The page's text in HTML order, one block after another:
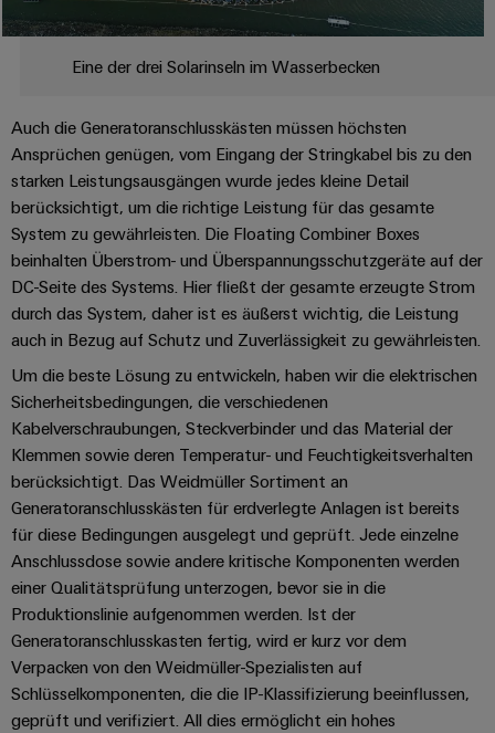
Praxisnahe
Unsere Neuheiten
im Bereich
Industrial
Connectivity.
Weidmüller
Configurator
Digital
Engineering
auf einem
neuen Niveau
‒ intuitiv,
unkompliziert,
schnell
Eine der drei Solarinseln im Wasserbecken
Auch die Generatoranschlusskästen müssen höchsten
Ansprüchen genügen, vom Eingang der Stringkabel bis zu den
starken Leistungsausgängen wurde jedes kleine Detail
berücksichtigt, um die richtige Leistung für das gesamte
System zu gewährleisten. Die Floating Combiner Boxes
beinhalten Überstrom- und Überspannungsschutzgeräte auf der
DC-Seite des Systems. Hier fließt der gesamte erzeugte Strom
durch das System, daher ist es äußerst wichtig, die Leistung
auch in Bezug auf Schutz und Zuverlässigkeit zu gewährleisten.
Um die beste Lösung zu entwickeln, haben wir die elektrischen
Sicherheitsbedingungen, die verschiedenen
Kabelverschraubungen, Steckverbinder und das Material der
Klemmen sowie deren Temperatur- und Feuchtigkeitsverhalten
berücksichtigt. Das Weidmüller Sortiment an
Generatoranschlusskästen für erdverlegte Anlagen ist bereits
für diese Bedingungen ausgelegt und geprüft. Jede einzelne
Anschlussdose sowie andere kritische Komponenten werden
einer Qualitätsprüfung unterzogen, bevor sie in die
Produktionslinie aufgenommen werden. Ist der
Generatoranschlusskasten fertig, wird er kurz vor dem
Verpacken von den Weidmüller-Spezialisten auf
Schlüsselkomponenten, die die IP-Klassifizierung beeinflussen,
geprüft und verifiziert. All dies ermöglicht ein hohes